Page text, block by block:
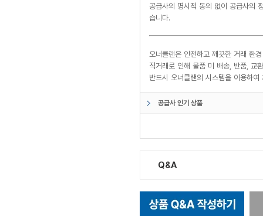
공급사의 명시적 동의 없이 공급사의
습니다.
오너클랜은 안전하고 깨끗한 거래 환
직거래로 인해 물품 미 배송, 반품, 교
반드시 오너클랜의 시스템을 이용하
공급사 인기 상품
Q&A